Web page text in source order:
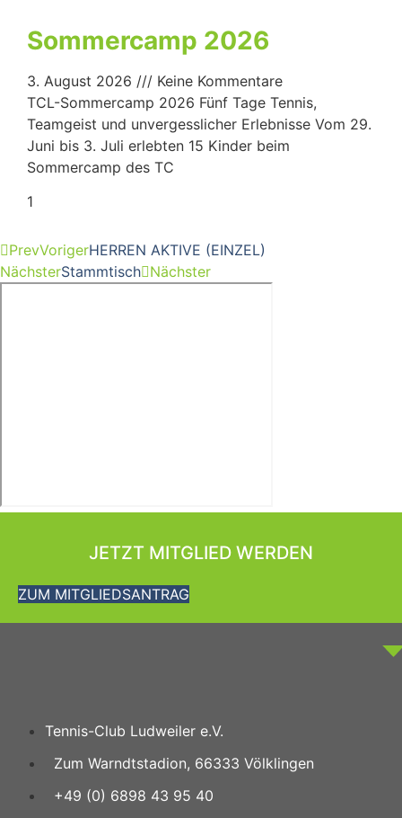
Sommercamp 2026
3. August 2026
Keine Kommentare
TCL-Sommercamp 2026 Fünf Tage Tennis,
Teamgeist und unvergesslicher Erlebnisse Vom 29.
Juni bis 3. Juli erlebten 15 Kinder beim
Sommercamp des TC
PrevVorigerHERREN AKTIVE (EINZEL)
NächsterStammtisch Nächster
JETZT MITGLIED WERDEN
ZUM MITGLIEDSANTRAG
Tennis-Club Ludweiler e.V.
Zum Warndtstadion, 66333 Völklingen
+49 (0) 6898 43 95 40